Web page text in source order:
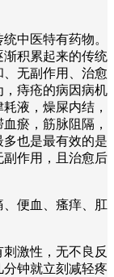
中医特有药物。
积累起来的传统
无副作用、治愈
痔疮的病因病机
液，燥屎内结，
瘀，筋脉阻隔，
也是最有效的是
作用，且治愈后
便血、瘙痒、肛
激性，无不良反
钟就立刻减轻疼